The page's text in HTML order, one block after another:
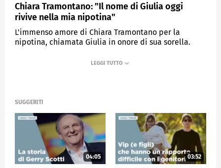
Chiara Tramontano: "Il nome di Giulia oggi
rivive nella mia nipotina"
L'immenso amore di Chiara Tramontano per la
nipotina, chiamata Giulia in onore di sua sorella.
VERISSIMO
SUGGERITI
04:05 03:52